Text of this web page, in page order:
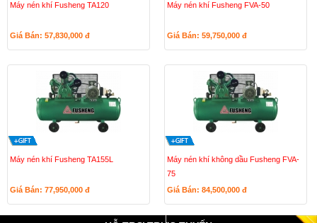
Máy nén khí Fusheng TA120
Giá Bán: 57,830,000 đ
Máy nén khí Fusheng FVA-50
Giá Bán: 59,750,000 đ
Máy nén khí Fusheng TA155L
Giá Bán: 77,950,000 đ
Máy nén khí không dầu Fusheng FVA-
75
Giá Bán: 84,500,000 đ